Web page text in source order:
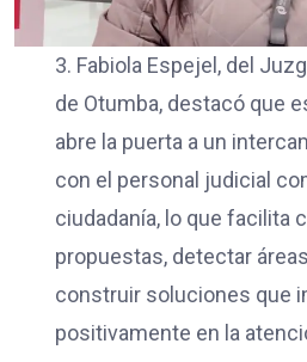
3. Fabiola Espejel, del
de Otumba, destacó que
abre la puerta a un
con el personal judicial
ciudadanía, lo que facilita
propuestas, detectar
construir soluciones que
positivamente en la